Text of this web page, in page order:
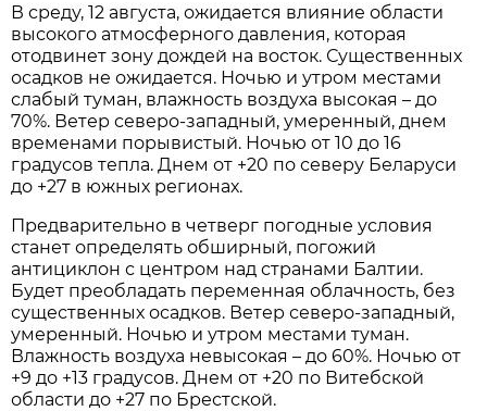
В среду, 12 августа, ожидается влияние области
высокого атмосферного давления, которая
отодвинет зону дождей на восток. Существенных
осадков не ожидается. Ночью и утром местами
слабый туман, влажность воздуха высокая – до
70%. Ветер северо-западный, умеренный, днем
временами порывистый. Ночью от 10 до 16
градусов тепла. Днем от +20 по северу Беларуси
до +27 в южных регионах.
Предварительно в четверг погодные условия
станет определять обширный, погожий
антициклон с центром над странами Балтии.
Будет преобладать переменная облачность, без
существенных осадков. Ветер северо-западный,
умеренный. Ночью и утром местами туман.
Влажность воздуха невысокая – до 60%. Ночью от
+9 до +13 градусов. Днем от +20 по Витебской
области до +27 по Брестской.